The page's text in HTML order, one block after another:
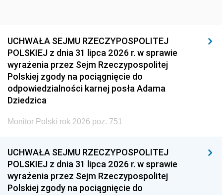
UCHWAŁA SEJMU RZECZYPOSPOLITEJ
POLSKIEJ z dnia 31 lipca 2026 r. w sprawie
wyrażenia przez Sejm Rzeczypospolitej
Polskiej zgody na pociągnięcie do
odpowiedzialności karnej posła Adama
Dziedzica
Monitor Polski rok 2026 poz. 751
UCHWAŁA SEJMU RZECZYPOSPOLITEJ
POLSKIEJ z dnia 31 lipca 2026 r. w sprawie
wyrażenia przez Sejm Rzeczypospolitej
Polskiej zgody na pociągnięcie do